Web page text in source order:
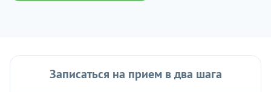
Записаться на прием в два шага